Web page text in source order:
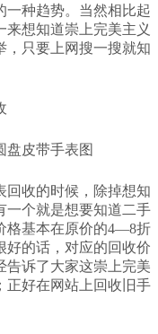
一种趋势。当然相比起
想知道崇上完美主义
，只要上网搜一搜就知
盘皮带手表图
回收的时候，除掉想知
一个就是想要知道二手
格基本在原价的4—8折
好的话，对应的回收价
告诉了大家这崇上完美
正好在网站上回收旧手